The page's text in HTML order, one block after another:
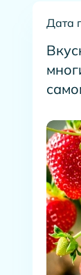
Дата